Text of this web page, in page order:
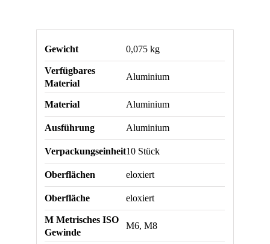
Gewicht 0,075 kg
Verfügbares
Material
Aluminium
Material Aluminium
Ausführung Aluminium
Verpackungseinheit10 Stück
Oberflächen eloxiert
Oberfläche eloxiert
M Metrisches ISO
Gewinde
M6, M8